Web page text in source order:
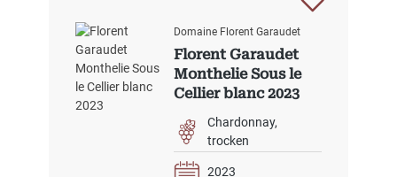
Domaine Florent Garaudet
Florent Garaudet
Monthelie Sous le
Cellier blanc 2023
Chardonnay
trocken
2023